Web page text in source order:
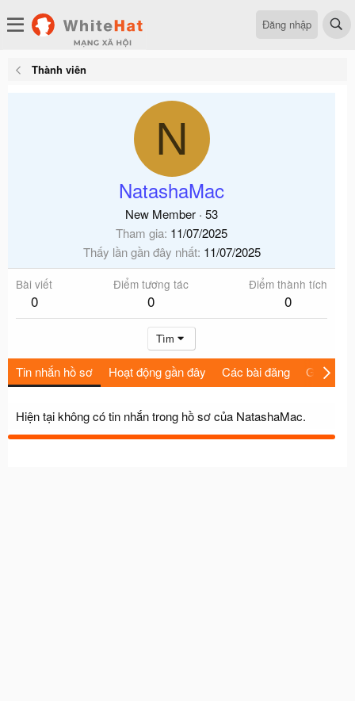
Đăng nhập
Thành viên
N
NatashaMac
New Member · 53
Tham gia 11/07/2025
Thấy lần gần đây nhất 11/07/2025
Bài viết
0
Điểm tương tác
0
Điểm thành tích
0
Tìm
Tin nhắn hồ sơ Hoạt động gần đây Các bài đăng Giới thiệu
Hiện tại không có tin nhắn trong hồ sơ của NatashaMac.